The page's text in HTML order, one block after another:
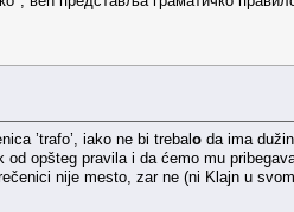
’trafo’, iako ne bi trebalo da ima
opšteg pravila i da ćemo mu
nije mesto, zar ne (ni Klajn u